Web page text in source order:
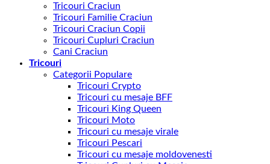
Tricouri Craciun
Tricouri Familie Craciun
Tricouri Craciun Copii
Tricouri Cupluri Craciun
Cani Craciun
Tricouri
Categorii Populare
Tricouri Crypto
Tricouri cu mesaje BFF
Tricouri King Queen
Tricouri Moto
Tricouri cu mesaje virale
Tricouri Pescari
Tricouri cu mesaje moldovenesti